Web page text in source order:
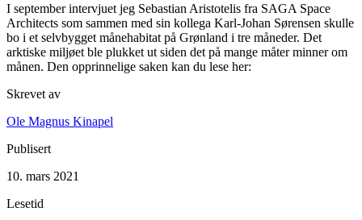
I september intervjuet jeg Sebastian Aristotelis fra SAGA Space
Architects som sammen med sin kollega Karl-Johan Sørensen skulle
bo i et selvbygget månehabitat på Grønland i tre måneder. Det
arktiske miljøet ble plukket ut siden det på mange måter minner om
månen. Den opprinnelige saken kan du lese her:
Skrevet av
Ole Magnus Kinapel
Publisert
10. mars 2021
Lesetid